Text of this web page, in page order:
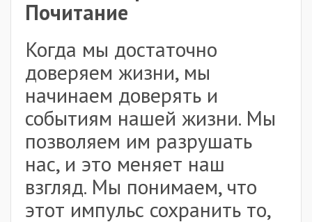
Почитание
Когда мы достаточно
доверяем жизни, мы
начинаем доверять и
событиям нашей жизни. Мы
позволяем им разрушать
нас, и это меняет наш
взгляд. Мы понимаем, что
этот импульс сохранить то,